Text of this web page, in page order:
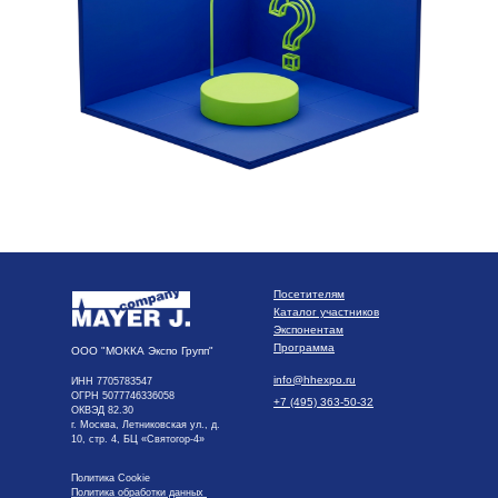
Политика Cookie
Политика обработки данных
ИНН 7705783547
ОГРН 5077746336058
ОКВЭД 82.30
г. Москва, Летниковская ул., д.
10, стр. 4, БЦ «Святогор-4»
info@hhexpo.ru
+7 (495) 363-50-32
ООО "МОККА Экспо Групп"
Посетителям
Каталог участников
Программа
Экспонентам